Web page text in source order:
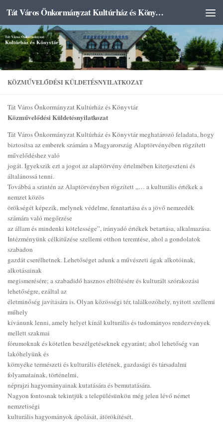
Skip to content Tát Város Önkormányzat Kultúrház és Könyvtár
KÖZMŰVELŐDÉSI KÜLDETÉSNYILATKOZAT
Tát Város Önkormányzat Kultúrház és Könyvtár
Közművelődési Küldetésnyilatkozat
Tát Város Önkormányzat Kultúrház és Könyvtár meghatározó feladata, hogy
biztosítsa az emberek számára a Magyarország Alaptörvényében rögzített
művelődéshez való
jogát. Igyekszik ezt a jogot az alaptörvény értelmében kiterjeszteni és
általánossá tenni.
Továbbá a szintén az Alaptörvényben rögzített „… a kulturális értékek a
nemzet közös
örökségét képezik, melynek védelme, fenntartása és a jövő nemzedék
számára való megőrzése
az állam és mindenki kötelessége”, irányadó értékek betartása, alkalmazása.
Intézményünk célkitűzése szellemi otthon teremtése, ahol a gondolatok
szabadon
gazdát cserélhetnek. Lehetőséget adunk a művészeti ágak alkotóinak,
alkotásainak
megismerésére; a szabadidő hasznos eltöltésére és kulturált szórakozási
lehetőségre, ezáltal az
életminőség javítására is. Olyan közösségi tér, találkozóhely, nyitott szellemi
műhely
kívánunk lenni, amely helyet kínál kulturális és tudományos rendezvények
mellett szakmai
fórumoknak és kötetlen beszélgetéseknek egyaránt; ahol lehetőség van
lakóhelyünk és
környéke természeti és kulturális életének, gazdasági és társadalmi
folyamatainak, történelmi,
néprajzi hagyományainak kutatására és bemutatására.
Nagyon fontosnak tekintjük a településünkön még jelen lévő német
nemzetiségi
kulturális hagyományok ápolását, átörökítését.